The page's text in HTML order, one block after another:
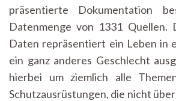
präsentierte Dokumentation
Datenmenge von 1331 Quellen.
Daten repräsentiert ein Leben in
ein ganz anderes Geschlecht
hierbei um ziemlich alle
Schutzausrüstungen, die nicht